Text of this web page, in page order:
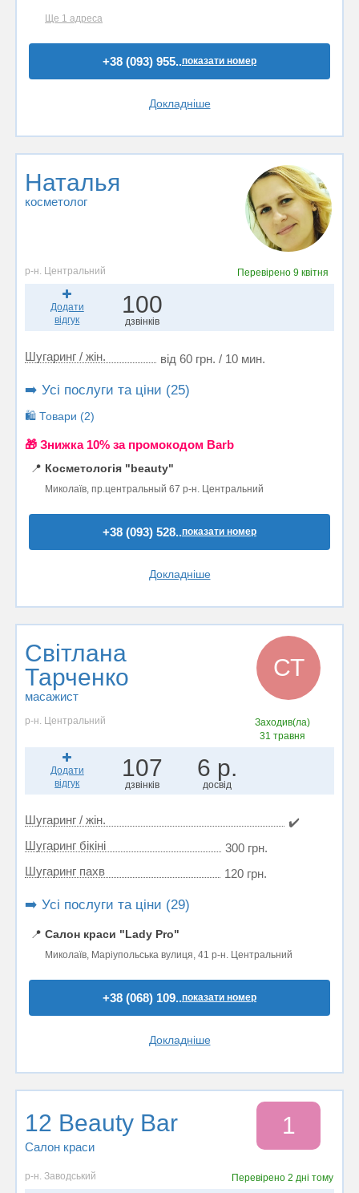
Ще 1 адреса
+38 (093) 955..показати номер
Докладніше
Наталья
косметолог
р-н. Центральний Перевірено 9 квітня
Додати
відгук
100
дзвінків
Шугаринг / жін. від 60 грн. / 10 мин.
➡️ Усі послуги та ціни (25)
🛍️ Товари (2)
🎁 Знижка 10% за промокодом Barb
📍 Косметологія "beauty"
Миколаїв, пр.центральный 67 р-н. Центральний
+38 (093) 528..показати номер
Докладніше
Світлана
Тарченко
масажист
СТ
р-н. Центральний
Заходив(ла)
31 травня
Додати
відгук
107
дзвінків
6 р.
досвід
Шугаринг / жін.
✔️
Шугаринг бікіні
300 грн.
Шугаринг пахв
120 грн.
➡️ Усі послуги та ціни (29)
📍 Салон краси "Lady Pro"
Миколаїв, Маріупольська вулиця, 41 р-н. Центральний
+38 (068) 109..показати номер
Докладніше
12 Beauty Bar
Салон краси
1
р-н. Заводський Перевірено2 дні тому